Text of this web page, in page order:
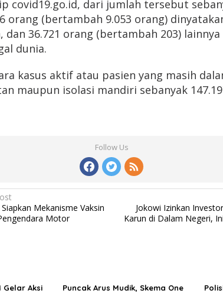
covid19.go.id, dari jumlah tersebut
orang (bertambah 9.053 orang)
dan 36.721 orang (bertambah 203) lainnya
dunia.
kasus aktif atau pasien yang masih
maupun isolasi mandiri sebanyak
Follow Us
Mekanisme Vaksin
Motor
Jokowi Izinkan
Karun di Dalam Negeri,
Gelar Aksi
Puncak Arus Mudik, Skema One